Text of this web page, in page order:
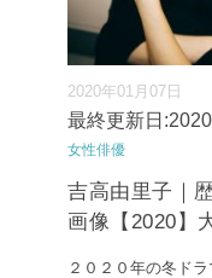
2020年01月07日
最終更新日
女性俳優
吉高由里子｜
画像【2020】
２０２０年の冬ド